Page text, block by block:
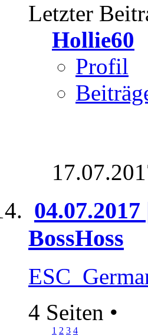
Letzter
Hollie60
Profil
BossHoss
4 Seiten •
1 2 3 4